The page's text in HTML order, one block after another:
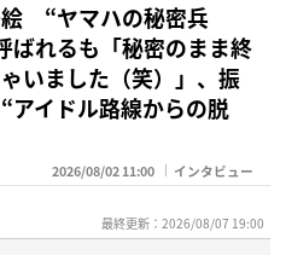
“ヤマハの秘密兵
ばれるも「秘密のまま終
いました（笑）」、振
アイドル路線からの脱
2026/08/02 11:00 インタビュー
最終更新：2026/08/07 19:00